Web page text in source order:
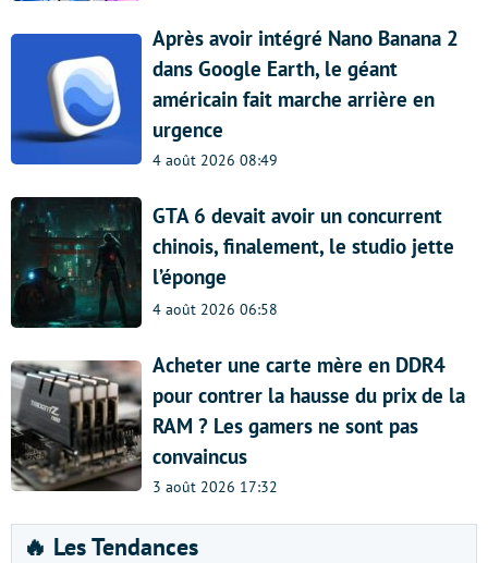
Après avoir intégré Nano Banana 2
dans Google Earth, le géant
américain fait marche arrière en
urgence
4 août 2026 08:49
GTA 6 devait avoir un concurrent
chinois, finalement, le studio jette
l’éponge
4 août 2026 06:58
Acheter une carte mère en DDR4
pour contrer la hausse du prix de la
RAM ? Les gamers ne sont pas
convaincus
3 août 2026 17:32
🔥 Les Tendances